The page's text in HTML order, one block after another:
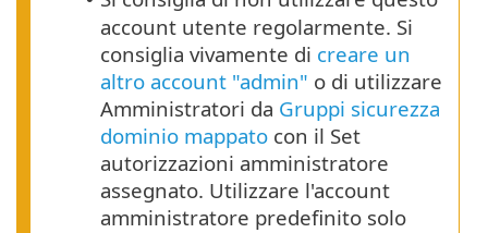
account utente regolarmente. Si
consiglia vivamente di creare un
altro account "admin" o di utilizzare
Amministratori da Gruppi sicurezza
dominio mappato con il Set
autorizzazioni amministratore
assegnato. Utilizzare l'account
amministratore predefinito solo